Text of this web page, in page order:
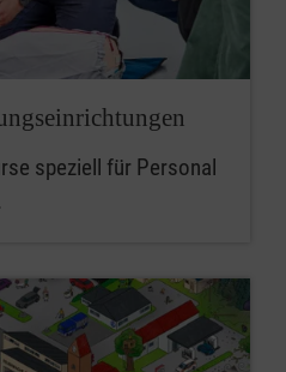
speziell für Personal